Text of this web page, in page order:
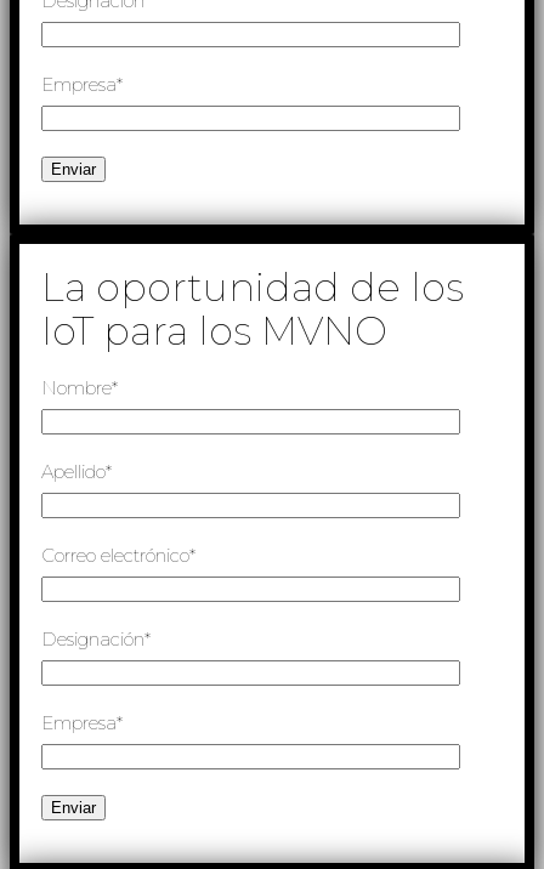
Empresa*
La oportunidad de los
IoT para los MVNO
Nombre*
Apellido*
Correo electrónico*
Designación*
Empresa*